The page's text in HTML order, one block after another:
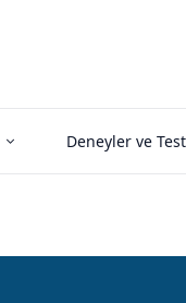
Deneyler ve